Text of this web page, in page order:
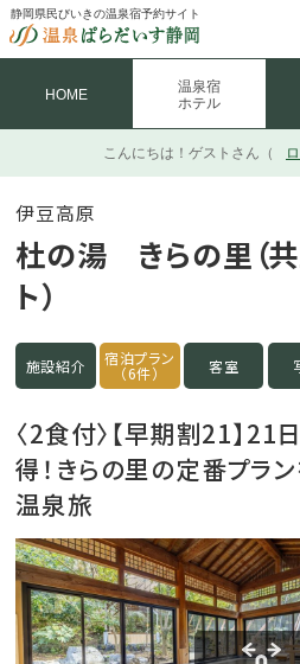
静岡県民びいきの温泉宿予約サイト
HOME
温泉宿
ホテル
こんにちは！ ゲストさん（
伊豆高原
杜の湯 きらの里（
ト）
施設紹介 宿泊プラン
（6件） 客室
〈2食付〉【早期割21】
得！きらの里の定番プラ
温泉旅